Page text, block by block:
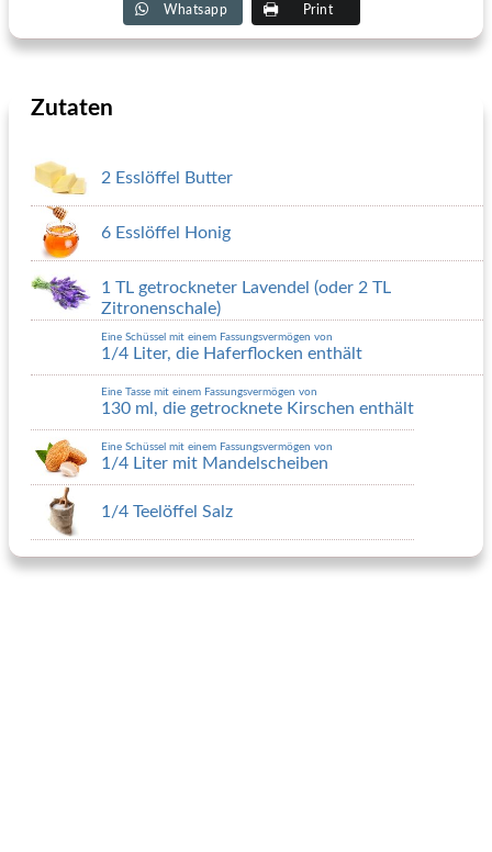
Whatsapp Print
Zutaten
2 Esslöffel Butter
6 Esslöffel Honig
1 TL getrockneter Lavendel (oder 2 TL
Zitronenschale)
Eine Schüssel mit einem Fassungsvermögen von
1/4 Liter, die Haferflocken enthält
Eine Tasse mit einem Fassungsvermögen von
130 ml, die getrocknete Kirschen enthält
Eine Schüssel mit einem Fassungsvermögen von
1/4 Liter mit Mandelscheiben
1/4 Teelöffel Salz